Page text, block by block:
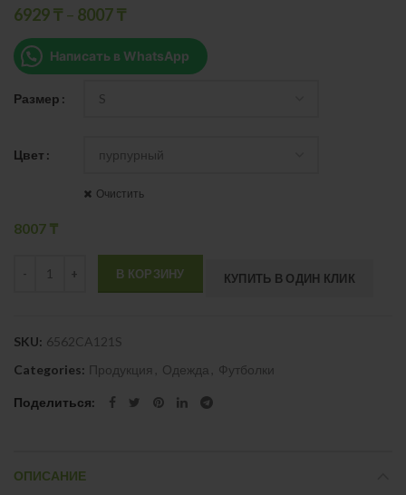
6929₸ – 8007₸
Написать в WhatsApp
Размер
Цвет
Очистить
8007 ₸
В КОРЗИНУ КУПИТЬ В ОДИН КЛИК
SKU: 6562CA121S
Categories: Продукция Одежда Футболки
Поделиться
ОПИСАНИЕ